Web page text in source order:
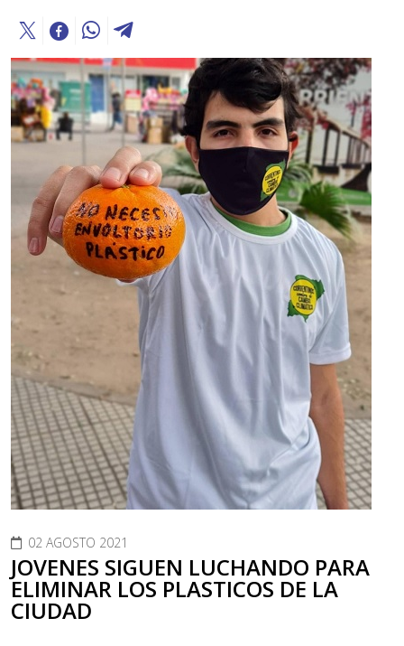
02 AGOSTO 2021
JOVENES SIGUEN LUCHANDO PARA
ELIMINAR LOS PLASTICOS DE LA
CIUDAD